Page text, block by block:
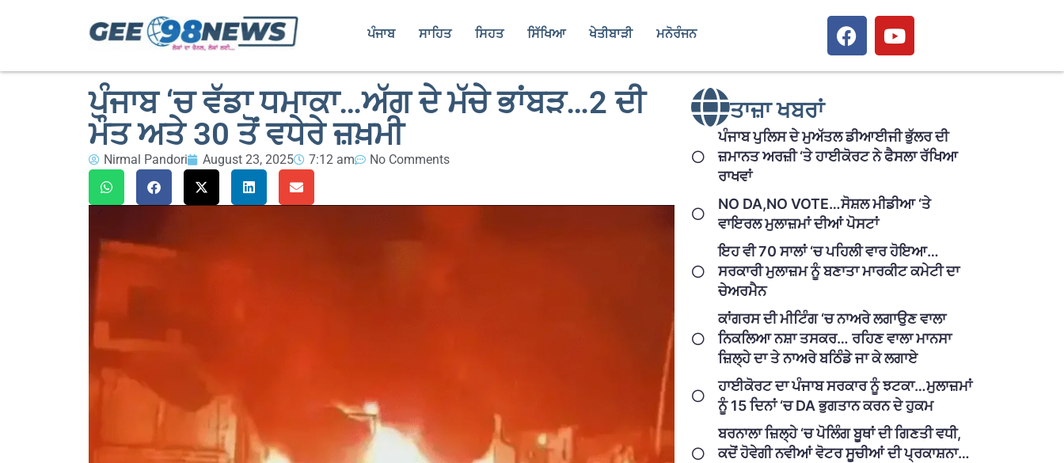
ਪੰਜਾਬ ਸਾਹਿਤ ਸਿਹਤ ਸਿੱਖਿਆ ਖੇਤੀਬਾੜੀ ਮਨੋਰੰਜਨ
ਪੰਜਾਬ ‘ਚ ਵੱਡਾ ਧਮਾਕਾ…ਅੱਗ ਦੇ ਮੱਚੇ ਭਾਂਬੜ…2 ਦੀ
ਮੌਤ ਅਤੇ 30 ਤੋਂ ਵਧੇਰੇ ਜ਼ਖ਼ਮੀ
Nirmal Pandori August 23, 2025 7:12 am No Comments
ਤਾਜ਼ਾ ਖਬਰਾਂ
ਪੰਜਾਬ ਪੁਲਿਸ ਦੇ ਮੁਅੱਤਲ ਡੀਆਈਜੀ ਭੁੱਲਰ ਦੀ
ਜ਼ਮਾਨਤ ਅਰਜ਼ੀ ‘ਤੇ ਹਾਈਕੋਰਟ ਨੇ ਫੈਸਲਾ ਰੱਖਿਆ
ਰਾਖਵਾਂ
NO DA,NO VOTE…ਸੋਸ਼ਲ ਮੀਡੀਆ ‘ਤੇ
ਵਾਇਰਲ ਮੁਲਾਜ਼ਮਾਂ ਦੀਆਂ ਪੋਸਟਾਂ
ਇਹ ਵੀ 70 ਸਾਲਾਂ ‘ਚ ਪਹਿਲੀ ਵਾਰ ਹੋਇਆ…
ਸਰਕਾਰੀ ਮੁਲਾਜ਼ਮ ਨੂੰ ਬਣਾਤਾ ਮਾਰਕੀਟ ਕਮੇਟੀ ਦਾ
ਚੇਅਰਮੈਨ
ਕਾਂਗਰਸ ਦੀ ਮੀਟਿੰਗ ‘ਚ ਨਾਅਰੇ ਲਗਾਉਣ ਵਾਲਾ
ਨਿਕਲਿਆ ਨਸ਼ਾ ਤਸਕਰ… ਰਹਿਣ ਵਾਲਾ ਮਾਨਸਾ
ਜ਼ਿਲ੍ਹੇ ਦਾ ਤੇ ਨਾਅਰੇ ਬਠਿੰਡੇ ਜਾ ਕੇ ਲਗਾਏ
ਹਾਈਕੋਰਟ ਦਾ ਪੰਜਾਬ ਸਰਕਾਰ ਨੂੰ ਝਟਕਾ…ਮੁਲਾਜ਼ਮਾਂ
ਨੂੰ 15 ਦਿਨਾਂ ‘ਚ DA ਭੁਗਤਾਨ ਕਰਨ ਦੇ ਹੁਕਮ
ਬਰਨਾਲਾ ਜ਼ਿਲ੍ਹੇ ‘ਚ ਪੋਲਿੰਗ ਬੂਥਾਂ ਦੀ ਗਿਣਤੀ ਵਧੀ,
ਕਦੋਂ ਹੋਵੇਗੀ ਨਵੀਆਂ ਵੋਟਰ ਸੂਚੀਆਂ ਦੀ ਪ੍ਰਕਾਸ਼ਨਾ…